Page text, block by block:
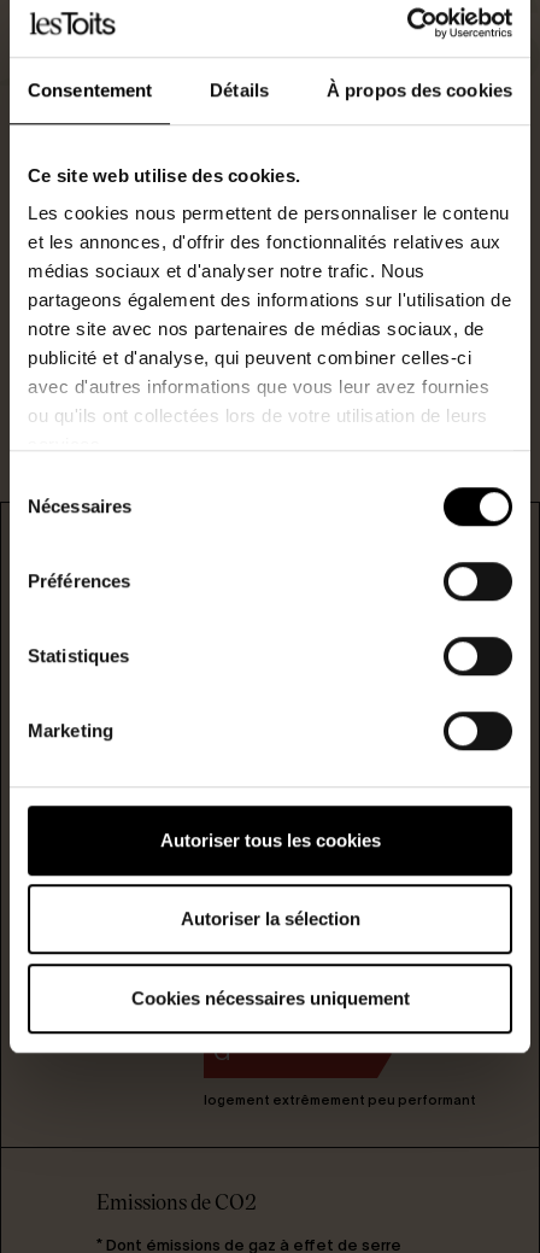
Consentement Détails À propos des cookies
Ce site web utilise des cookies.
Les cookies nous permettent de personnaliser le contenu
et les annonces, d'offrir des fonctionnalités relatives aux
médias sociaux et d'analyser notre trafic. Nous
partageons également des informations sur l'utilisation de
notre site avec nos partenaires de médias sociaux, de
publicité et d'analyse, qui peuvent combiner celles-ci
avec d'autres informations que vous leur avez fournies
ou qu'ils ont collectées lors de votre utilisation de leurs
Nécessaires
Préférences
Statistiques
Marketing
Autoriser tous les cookies
Autoriser la sélection
Cookies nécessaires uniquement
Gestionnaire Locatif
0240477026
j.poujol@lestoits.fr
Je suis intéressé par ce bien.
logement extrêmement performant
C
E
kwh/m²/annéekgCO2/m²/année F
G
logement extrêmement peu performant
Emissions de CO2
* Dont émissions de gaz à effet de serre